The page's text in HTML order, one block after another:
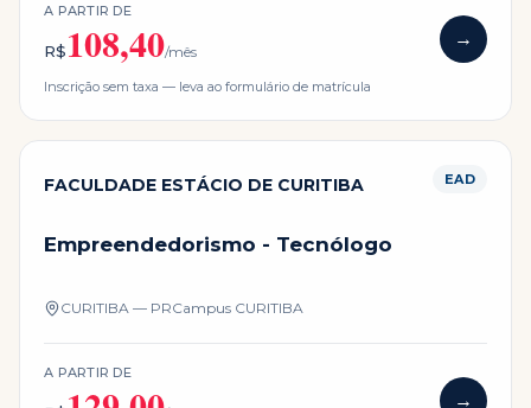
A PARTIR DE
R$108,40/mês
→
Inscrição sem taxa — leva ao formulário de matrícula
FACULDADE ESTÁCIO DE CURITIBA EAD
Empreendedorismo - Tecnólogo
CURITIBA — PRCampus CURITIBA
A PARTIR DE
→